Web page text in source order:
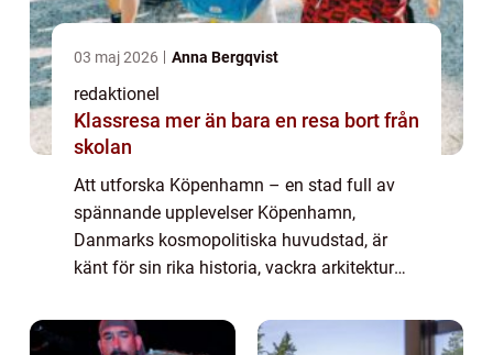
03 maj 2026 Anna Bergqvist
redaktionel
Klassresa mer än bara en resa bort från
skolan
Att utforska Köpenhamn – en stad full av
spännande upplevelser Köpenhamn,
Danmarks kosmopolitiska huvudstad, är
känt för sin rika historia, vackra arkitektur
minnesvärda upplevelser finns det ingen br...